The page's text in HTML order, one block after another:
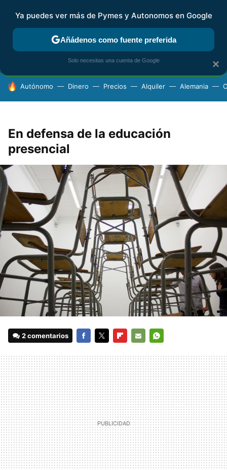
FISCALIDAD Y CONTABILIDAD KIT DIGITAL RENTA
HOY SE HABLA DE
Autónomo Dinero Precios Alquiler Alemania
En defensa de la educación
presencial
2 comentarios
MAIL
×
Ya puedes ver más de Pymes y Autonomos en Google
Añádenos como fuente preferida
Solo necesitas una cuenta de Google